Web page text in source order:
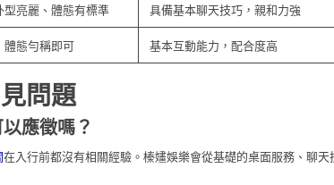
型亮麗、體態有標準 具備基本聊天技巧，親和力強
體態勻稱即可 基本互動能力，配合度高
問題
應徵嗎？
在入行前都沒有相關經驗。榛嫿娛樂會從基礎的桌面服務、聊